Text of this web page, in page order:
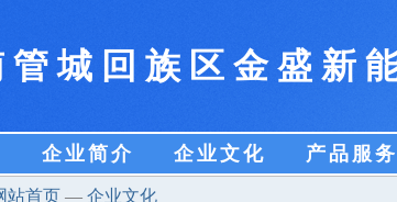
管城回族区金盛新
企业简介 企业文化 产品服务
站首页 — 企业文化